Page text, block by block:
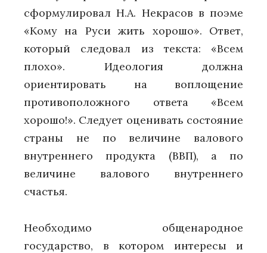
сформулировал Н.А. Некрасов в поэме
«Кому на Руси жить хорошо». Ответ,
который следовал из текста: «Всем
плохо». Идеология должна
ориентировать на воплощение
противоположного ответа «Всем
хорошо!». Следует оценивать состояние
страны не по величине валового
внутреннего продукта (ВВП), а по
величине валового внутреннего
счастья.
Необходимо общенародное
государство, в котором интересы и